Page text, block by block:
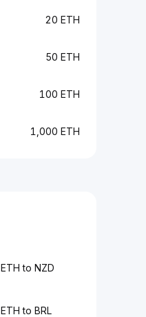
20 ETH
50 ETH
100 ETH
1,000 ETH
ETH to NZD
ETH to BRL